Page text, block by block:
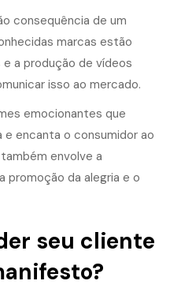
consequência de um
marcas estão
a produção de vídeos
isso ao mercado.
emocionantes que
encanta o consumidor ao
envolve a
promoção da alegria e o
seu cliente